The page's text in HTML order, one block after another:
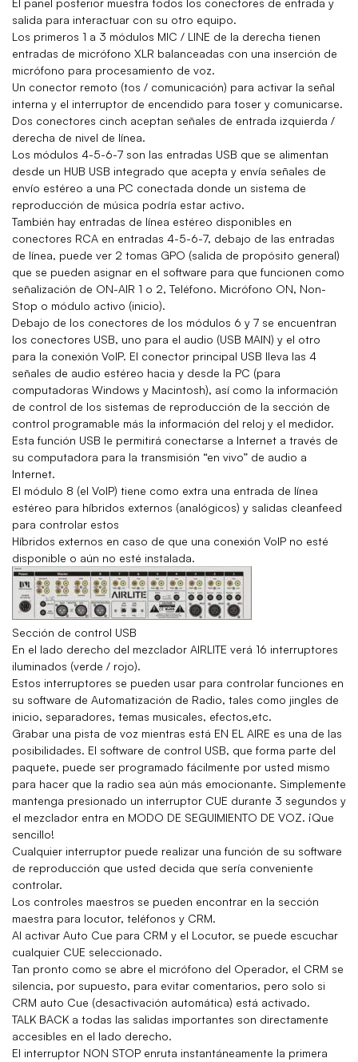
El panel posterior muestra todos los conectores de entrada y
salida para interactuar con su otro equipo.
Los primeros 1 a 3 módulos MIC / LINE de la derecha tienen
entradas de micrófono XLR balanceadas con una inserción de
micrófono para procesamiento de voz.
Un conector remoto (tos / comunicación) para activar la señal
interna y el interruptor de encendido para toser y comunicarse.
Dos conectores cinch aceptan señales de entrada izquierda /
derecha de nivel de línea.
Los módulos 4-5-6-7 son las entradas USB que se alimentan
desde un HUB USB integrado que acepta y envía señales de
envío estéreo a una PC conectada donde un sistema de
reproducción de música podría estar activo.
También hay entradas de línea estéreo disponibles en
conectores RCA en entradas 4-5-6-7, debajo de las entradas
de línea, puede ver 2 tomas GPO (salida de propósito general)
que se pueden asignar en el software para que funcionen como
señalización de ON-AIR 1 o 2, Teléfono. Micrófono ON, Non-
Stop o módulo activo (inicio).
Debajo de los conectores de los módulos 6 y 7 se encuentran
los conectores USB, uno para el audio (USB MAIN) y el otro
para la conexión VoIP. El conector principal USB lleva las 4
señales de audio estéreo hacia y desde la PC (para
computadoras Windows y Macintosh), así como la información
de control de los sistemas de reproducción de la sección de
control programable más la información del reloj y el medidor.
Esta función USB le permitirá conectarse a Internet a través de
su computadora para la transmisión “en vivo” de audio a
Internet.
El módulo 8 (el VoIP) tiene como extra una entrada de línea
estéreo para híbridos externos (analógicos) y salidas cleanfeed
para controlar estos
Híbridos externos en caso de que una conexión VoIP no esté
disponible o aún no esté instalada.
Sección de control USB
En el lado derecho del mezclador AIRLITE verá 16 interruptores
iluminados (verde / rojo).
Estos interruptores se pueden usar para controlar funciones en
su software de Automatización de Radio, tales como jingles de
inicio, separadores, temas musicales, efectos,etc.
Grabar una pista de voz mientras está EN EL AIRE es una de las
posibilidades. El software de control USB, que forma parte del
paquete, puede ser programado fácilmente por usted mismo
para hacer que la radio sea aún más emocionante. Simplemente
mantenga presionado un interruptor CUE durante 3 segundos y
el mezclador entra en MODO DE SEGUIMIENTO DE VOZ. ¡Que
sencillo!
Cualquier interruptor puede realizar una función de su software
de reproducción que usted decida que sería conveniente
controlar.
Los controles maestros se pueden encontrar en la sección
maestra para locutor, teléfonos y CRM.
Al activar Auto Cue para CRM y el Locutor, se puede escuchar
cualquier CUE seleccionado.
Tan pronto como se abre el micrófono del Operador, el CRM se
silencia, por supuesto, para evitar comentarios, pero solo si
CRM auto Cue (desactivación automática) está activado.
TALK BACK a todas las salidas importantes son directamente
accesibles en el lado derecho.
El interruptor NON STOP enruta instantáneamente la primera